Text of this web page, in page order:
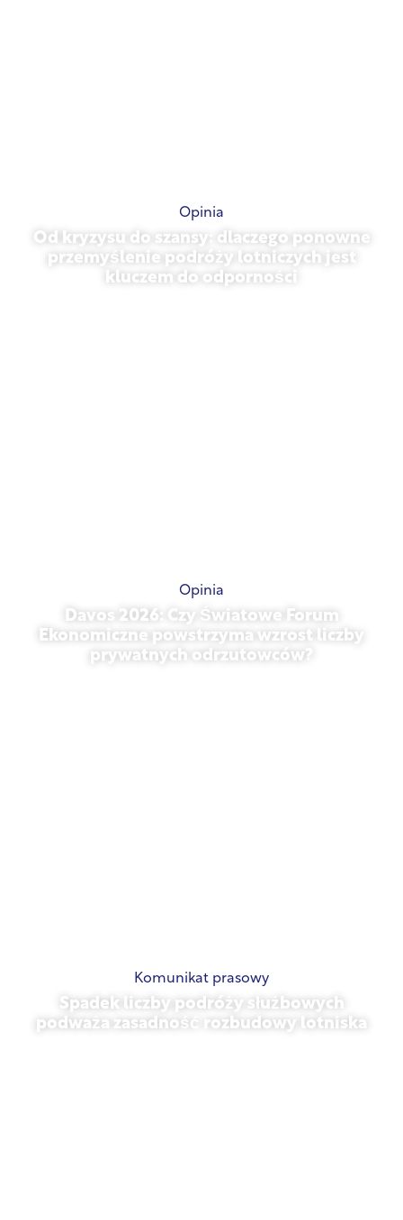
Opinia
Od kryzysu do szansy: dlaczego ponowne
przemyślenie podróży lotniczych jest
kluczem do odporności
Opinia
Davos 2026: Czy Światowe Forum
Ekonomiczne powstrzyma wzrost liczby
prywatnych odrzutowców?
Komunikat prasowy
Spadek liczby podróży służbowych
podważa zasadność rozbudowy lotniska